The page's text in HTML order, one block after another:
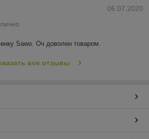
06.07.2020
Sawo. Оч доволен товаром.
все отзывы